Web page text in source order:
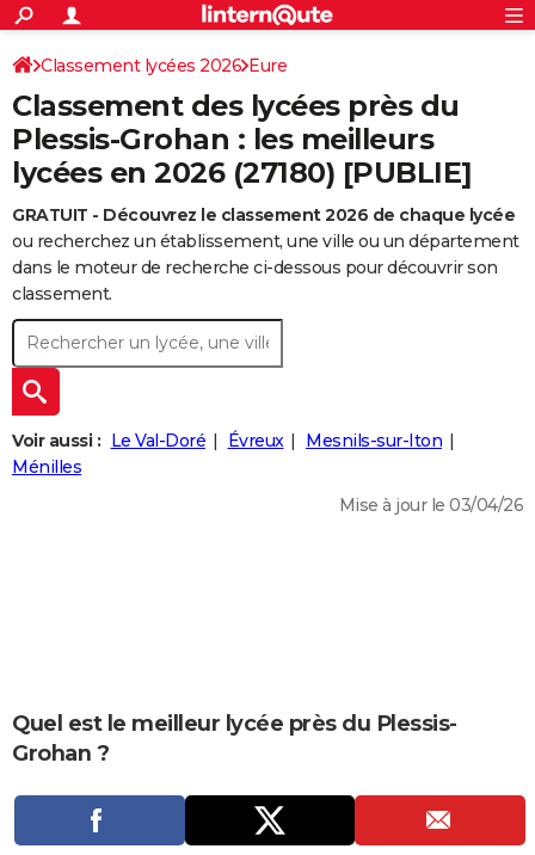
ACTUALITÉS
Politique
Société
Faits Divers
Education
Monde
Villes
+
SPORT
Coupe du monde 2026
Football
Tennis
Cyclisme
Rugby
Forum
CULTURE
Programme TV
TNT
Streaming
Cinéma
Sorties cinéma
Musique
+FINANCE
Retraite
Impôts
Epargne
Immobilier
Risques naturels par ville
Banque
Assurance
Crédit
AUTO
Essais
Réserver un essai
Citadines
Berlines
SUV
Forum auto
+
HIGH-TECH
BRICOLAGE
Forum
Aménagement intérieur
Extérieur
Cuisine
Salle de bains
Jardinage
Rangement
+WEEK-END
Guides de France
Escapades
Patrimoine
Expositions
Musées
Week-end nature
+
LIFESTYLE
Art de vivre
Bien-être
Loisirs
Mode
Modes de vie
+SANTE
Carte de Noël
Carte Bonne année
Carte Saint-Valentin
Carte Pâques
Carte d'anniversaire
DICTIONNAIRE
Dictionnaire
Biographies
Citations
Expressions
Proverbes
PROGRAMME TV
S'inscrire
Connexion
Classement lycées 2026 Eure
Classement des lycées près du
Plessis-Grohan : les meilleurs
lycées en 2026 (27180) [PUBLIE]
GRATUIT - Découvrez le classement 2026 de chaque lycée
ou recherchez un établissement, une ville ou un département
dans le moteur de recherche ci-dessous pour découvrir son
classement.
Voir aussi : Le Val-Doré Évreux
Mesnils-sur-Iton
Ménilles
Mise à jour le 03/04/26
Quel est le meilleur lycée près du Plessis-
Grohan ?